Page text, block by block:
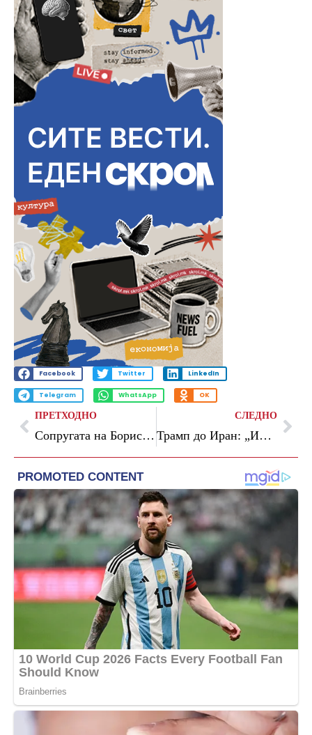
Facebook Twitter LinkedIn
Telegram WhatsApp OK
ПРЕТХОДНО
Сопругата на Борис Џонсон: Таксистот можеби силувал 1.000 жени, јас го пријавив
СЛЕДНО
Трамп до Иран: „Имате уште една шанса, последната“